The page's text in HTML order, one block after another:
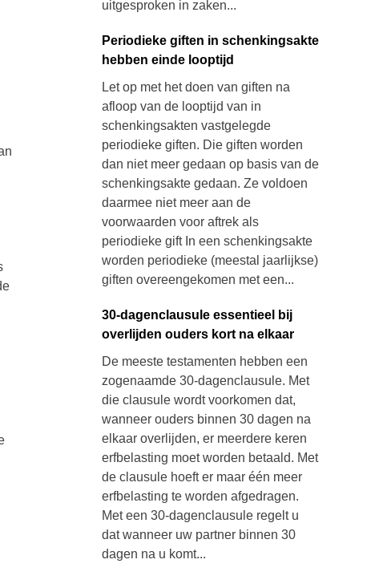
uitgesproken in zaken...
Periodieke giften in schenkingsakte
hebben einde looptijd
Let op met het doen van giften na
afloop van de looptijd van in
schenkingsakten vastgelegde
periodieke giften. Die giften worden
dan niet meer gedaan op basis van de
schenkingsakte gedaan. Ze voldoen
daarmee niet meer aan de
voorwaarden voor aftrek als
periodieke gift In een schenkingsakte
worden periodieke (meestal jaarlijkse)
giften overeengekomen met een...
30-dagenclausule essentieel bij
overlijden ouders kort na elkaar
De meeste testamenten hebben een
zogenaamde 30-dagenclausule. Met
die clausule wordt voorkomen dat,
wanneer ouders binnen 30 dagen na
elkaar overlijden, er meerdere keren
erfbelasting moet worden betaald. Met
de clausule hoeft er maar één meer
erfbelasting te worden afgedragen.
Met een 30-dagenclausule regelt u
dat wanneer uw partner binnen 30
dagen na u komt...